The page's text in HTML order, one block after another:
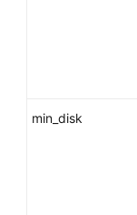
见
min_disk